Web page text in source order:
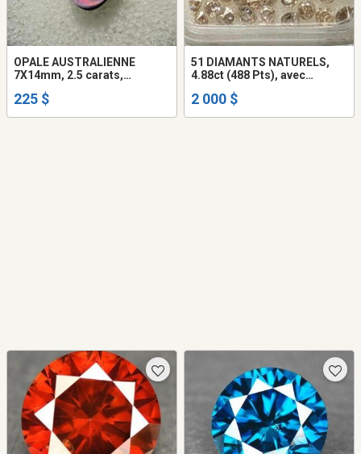
OPALE AUSTRALIENNE
7X14mm, 2.5 carats,
225 $
51 DIAMANTS NATURELS,
4.88ct (488 Pts), avec
2 000 $